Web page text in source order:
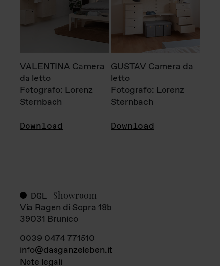
VALENTINA Camera
da letto
Fotografo: Lorenz
Sternbach
Download
GUSTAV Camera da
letto
Fotografo: Lorenz
Sternbach
Download
DGL Showroom
Via Ragen di Sopra 18b
39031 Brunico
0039 0474 771510
info@dasganzeleben.it
Note legali